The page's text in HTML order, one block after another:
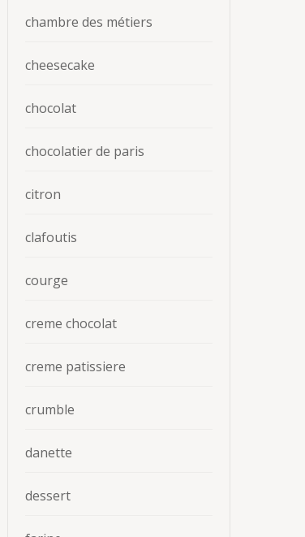
chambre des métiers
cheesecake
chocolat
chocolatier de paris
citron
clafoutis
courge
creme chocolat
creme patissiere
crumble
danette
dessert